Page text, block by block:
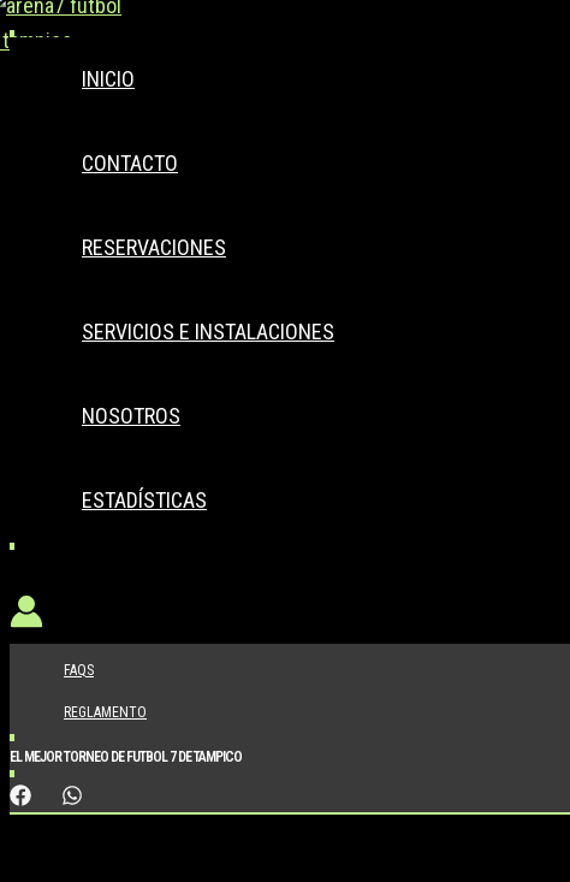
Ir
al
contenidoINICIO
CONTACTO
RESERVACIONES
SERVICIOS E INSTALACIONES
NOSOTROS
ESTADÍSTICAS
FAQS
REGLAMENTO
EL MEJOR TORNEO DE FUTBOL 7 DE TAMPICO
Buscar..